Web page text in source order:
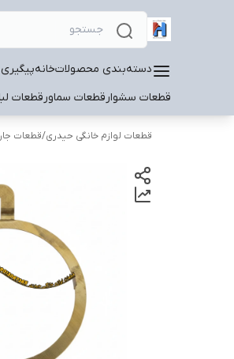
دسته‌بندی محصولاتخانه
قطعات سشوارقطعات سماورقطعات
قطعات لوازم خانگی حیدری/قطعات